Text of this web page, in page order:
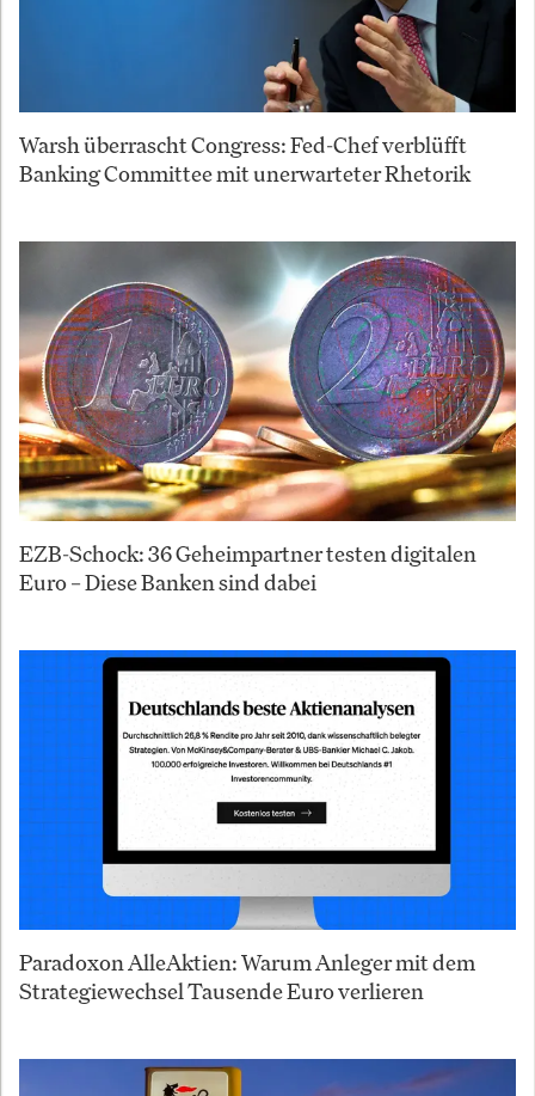
Warsh überrascht Congress: Fed-Chef verblüfft
Banking Committee mit unerwarteter Rhetorik
EZB-Schock: 36 Geheimpartner testen digitalen
Euro – Diese Banken sind dabei
Paradoxon AlleAktien: Warum Anleger mit dem
Strategiewechsel Tausende Euro verlieren